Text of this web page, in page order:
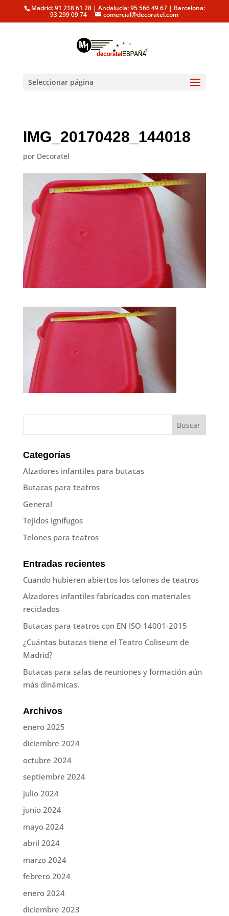
Madrid: 91 218 61 28 | Andalucía: 95 566 49 67 | Barcelona:
93 299 09 74 comercial@decoratel.com
Seleccionar página
IMG_20170428_144018
por Decoratel
Categorías
Alzadores infantiles para butacas
Butacas para teatros
General
Tejidos ignífugos
Telones para teatros
Entradas recientes
Cuando hubieren abiertos los telones de teatros
Alzadores infantiles fabricados con materiales
reciclados
Butacas para teatros con EN ISO 14001-2015
¿Cuántas butacas tiene el Teatro Coliseum de
Madrid?
Butacas para salas de reuniones y formación aún
más dinámicas.
Archivos
enero 2025
diciembre 2024
octubre 2024
septiembre 2024
julio 2024
junio 2024
mayo 2024
abril 2024
marzo 2024
febrero 2024
enero 2024
diciembre 2023